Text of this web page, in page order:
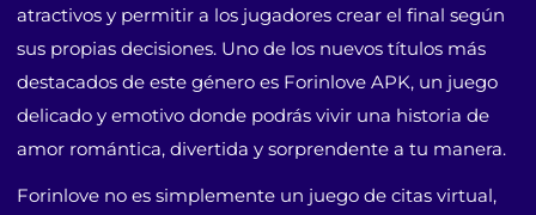
atractivos y permitir a los jugadores crear el final según
sus propias decisiones. Uno de los nuevos títulos más
destacados de este género es Forinlove APK, un juego
delicado y emotivo donde podrás vivir una historia de
amor romántica, divertida y sorprendente a tu manera.
Forinlove no es simplemente un juego de citas virtual,